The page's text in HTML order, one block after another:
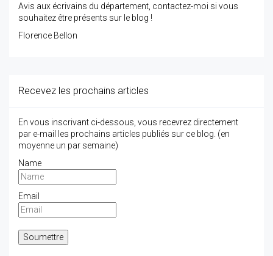
Avis aux écrivains du département, contactez-moi si vous
souhaitez être présents sur le blog !
Florence Bellon
Recevez les prochains articles
En vous inscrivant ci-dessous, vous recevrez directement
par e-mail les prochains articles publiés sur ce blog. (en
moyenne un par semaine)
Name
Email